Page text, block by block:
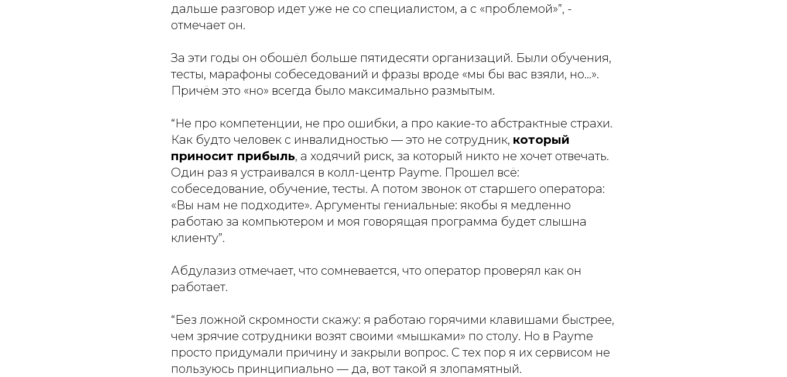
дальше разговор идет уже не со специалистом, а с «проблемой»”, -
отмечает он.
За эти годы он обошёл больше пятидесяти организаций. Были обучения,
тесты, марафоны собеседований и фразы вроде «мы бы вас взяли, но…».
Причём это «но» всегда было максимально размытым.
“Не про компетенции, не про ошибки, а про какие-то абстрактные страхи.
Как будто человек с инвалидностью — это не сотрудник, который
приносит прибыль, а ходячий риск, за который никто не хочет отвечать.
Один раз я устраивался в колл-центр Payme. Прошел всё:
собеседование, обучение, тесты. А потом звонок от старшего оператора:
«Вы нам не подходите». Аргументы гениальные: якобы я медленно
работаю за компьютером и моя говорящая программа будет слышна
клиенту”.
Абдулазиз отмечает, что сомневается, что оператор проверял как он
работает.
“Без ложной скромности скажу: я работаю горячими клавишами быстрее,
чем зрячие сотрудники возят своими «мышками» по столу. Но в Payme
просто придумали причину и закрыли вопрос. С тех пор я их сервисом не
пользуюсь принципиально — да, вот такой я злопамятный.